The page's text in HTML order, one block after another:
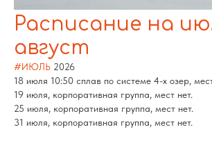
Расписание на
август
#ИЮЛЬ 2026
18 июля 10:50 сплав по системе 4-х озер,
19 июля, корпоративная группа, мест нет.
25 июля, корпоративная группа, мест нет.
31 июля, корпоративная группа, мест нет.